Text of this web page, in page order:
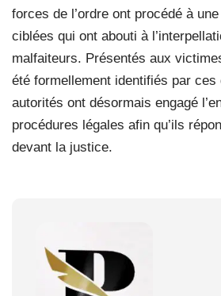
forces de l’ordre ont procédé à
ciblées qui ont abouti à
malfaiteurs. Présentés aux
été formellement identifiés par ces
autorités ont désormais engagé
procédures légales afin qu’ils
devant la justice.